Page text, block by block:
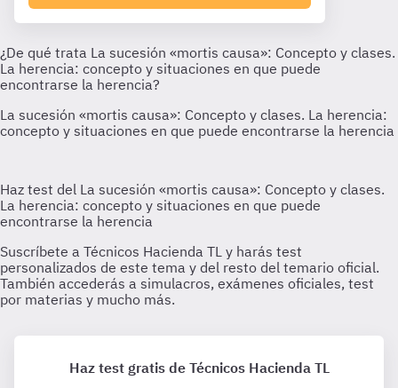
Haz test gratis de Técnicos Hacienda TL